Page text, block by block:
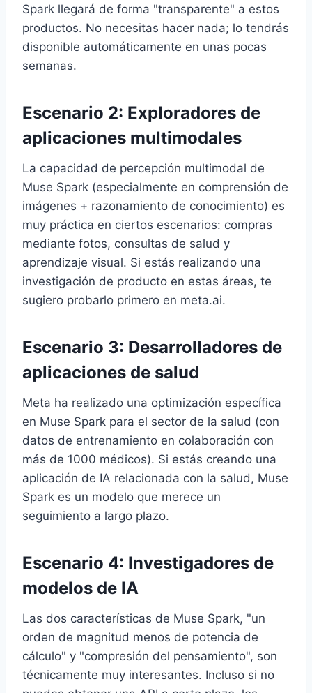
Spark llegará de forma "transparente" a estos
productos. No necesitas hacer nada; lo tendrás
disponible automáticamente en unas pocas
semanas.
Escenario 2: Exploradores de
aplicaciones multimodales
La capacidad de percepción multimodal de
Muse Spark (especialmente en comprensión de
imágenes + razonamiento de conocimiento) es
muy práctica en ciertos escenarios: compras
mediante fotos, consultas de salud y
aprendizaje visual. Si estás realizando una
investigación de producto en estas áreas, te
sugiero probarlo primero en meta.ai.
Escenario 3: Desarrolladores de
aplicaciones de salud
Meta ha realizado una optimización específica
en Muse Spark para el sector de la salud (con
datos de entrenamiento en colaboración con
más de 1000 médicos). Si estás creando una
aplicación de IA relacionada con la salud, Muse
Spark es un modelo que merece un
seguimiento a largo plazo.
Escenario 4: Investigadores de
modelos de IA
Las dos características de Muse Spark, "un
orden de magnitud menos de potencia de
cálculo" y "compresión del pensamiento", son
técnicamente muy interesantes. Incluso si no